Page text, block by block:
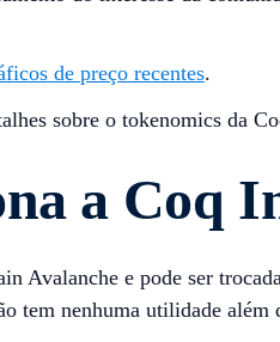
de preço recentes.
sobre o tokenomics da
a Coq
Avalanche e pode ser
tem nenhuma utilidade além